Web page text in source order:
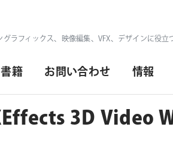
グラフィックス、映像編集、VFX、デザインに役立
籍 お問い合わせ 情報
3D Video